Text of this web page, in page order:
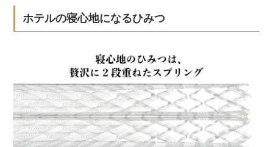
ホテルの寝心地になるひみつ